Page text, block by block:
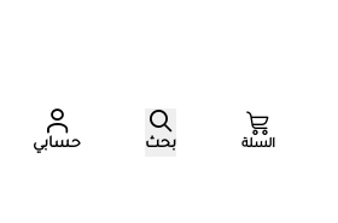
السلة بحث حسابي